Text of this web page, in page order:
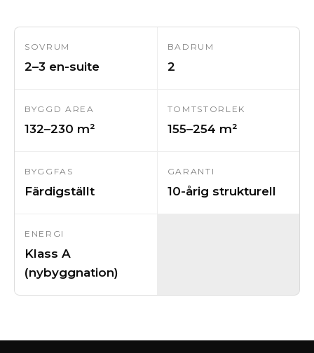
SOVRUM
2–3 en-suite
BADRUM
2
BYGGD AREA
132–230 m²
TOMTSTORLEK
155–254 m²
BYGGFAS
Färdigställt
GARANTI
10-årig strukturell
ENERGI
Klass A
(nybyggnation)